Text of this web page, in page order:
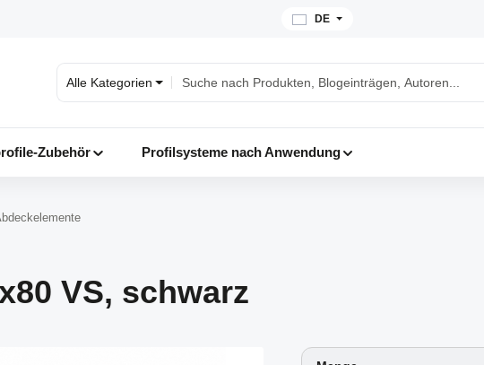
DE
Alle Kategorien
Zubehör Profilsysteme nach Anwendung
VS, schwarz